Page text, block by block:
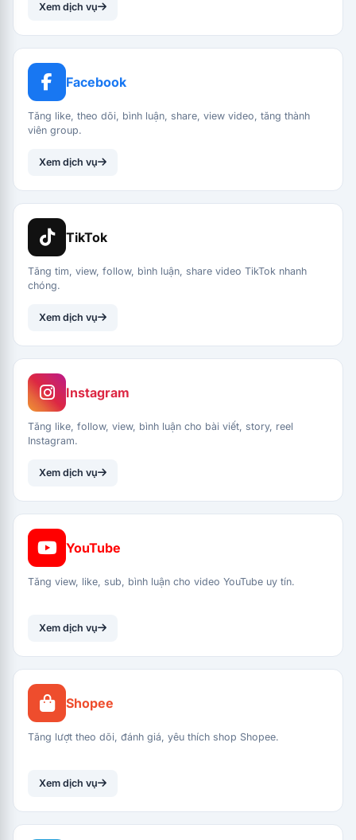
Xem dịch vụ
Facebook
Tăng like, theo dõi, bình luận, share, view video, tăng thành
viên group.
Xem dịch vụ
TikTok
Tăng tim, view, follow, bình luận, share video TikTok nhanh
chóng.
Xem dịch vụ
Instagram
Tăng like, follow, view, bình luận cho bài viết, story, reel
Instagram.
Xem dịch vụ
YouTube
Tăng view, like, sub, bình luận cho video YouTube uy tín.
Xem dịch vụ
Shopee
Tăng lượt theo dõi, đánh giá, yêu thích shop Shopee.
Xem dịch vụ